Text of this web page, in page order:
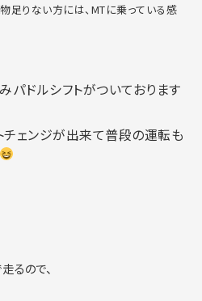
足りない方には、MTに乗っている感
パドルシフトがついております
チェンジが出来て普段の運転も
るので、